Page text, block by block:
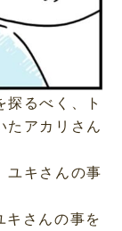
るべく、ト
たアカリさん
ユキさんの事
キさんの事を